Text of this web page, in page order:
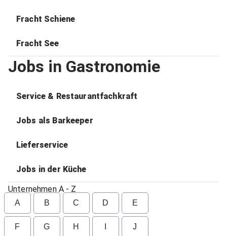
Fracht Schiene
Fracht See
Jobs in Gastronomie
Service & Restaurantfachkraft
Jobs als Barkeeper
Lieferservice
Jobs in der Küche
Unternehmen A - Z
A B C D E
F G H J